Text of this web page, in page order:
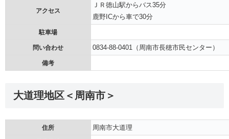
アクセス
ＪＲ徳山駅からバス35分
鹿野ICから車で30分
駐車場
問い合わせ 0834-88-0401（周南市長穂市民センター）
備考
大道理地区＜周南市＞
住所 周南市大道理